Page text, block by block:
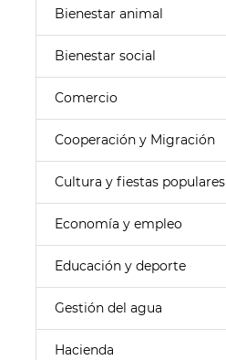
Bienestar animal
Bienestar social
Comercio
Cooperación y Migración
Cultura y fiestas populares
Economía y empleo
Educación y deporte
Gestión del agua
Hacienda